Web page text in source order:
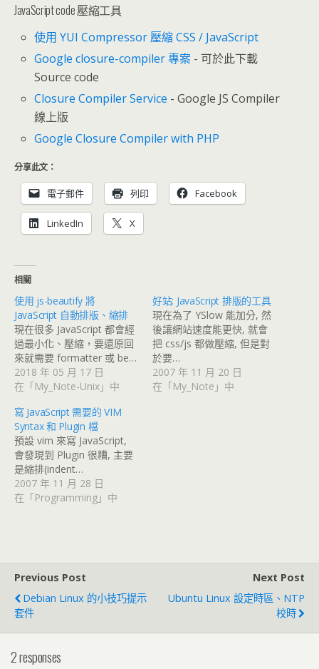
JavaScript code 壓縮工具
使用 YUI Compressor 壓縮 CSS / JavaScript
Google closure-compiler 專案 - 可於此下載
Source code
Closure Compiler Service - Google JS Compiler
線上版
Google Closure Compiler with PHP
分享此文：
電子郵件 列印 Facebook
LinkedIn X
相關
使用 js-beautify 將
JavaScript 自動排版、縮排
現在很多 JavaScript 都會經
過最小化、壓縮，要還原回
來就需要 formatter 或 be…
2018 年 05 月 17 日
在「My_Note-Unix」中
好站: JavaScript 排版的工具
現在為了 YSlow 能加分, 然
後讓網站速度能更快, 就會
把 css/js 都做壓縮, 但是對
於要…
2007 年 11 月 20 日
在「My_Note」中
寫 JavaScript 需要的 VIM
Syntax 和 Plugin 檔
預設 vim 來寫 JavaScript,
會發現到 Plugin 很糟, 主要
是縮排(indent…
2007 年 11 月 28 日
在「Programming」中
Previous Post
Debian Linux 的小技巧提示
套件
Next Post
Ubuntu Linux 設定時區、NTP
校時
2 responses